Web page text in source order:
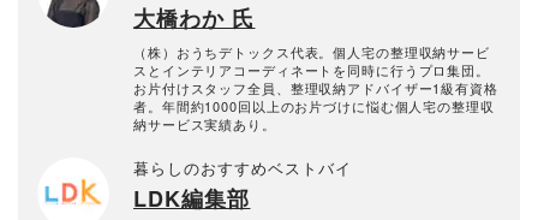
大橋わか 氏
（株）おうちデトックス代表。個人宅の整理収納サービ
スとインテリアコーディネートを同時に行うプロ集団。
お片付けスタッフ全員、整理収納アドバイザー1級有資格
者。年間約1000回以上のお片づけに悩む個人宅の整理収
納サービス実績あり。
暮らしのおすすめベストバイ
LDK編集部